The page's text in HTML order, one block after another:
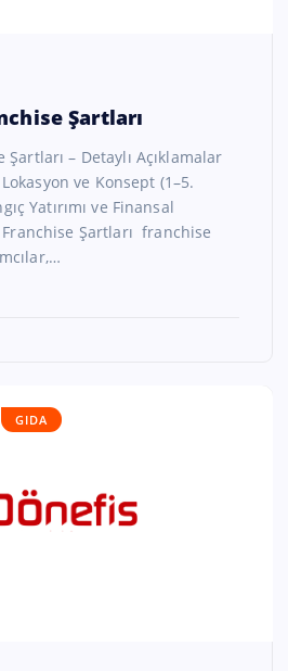
Şartları
– Detaylı Açıklamalar
ve Konsept (1–5.
Yatırımı ve Finansal
Şartları franchise
GIDA